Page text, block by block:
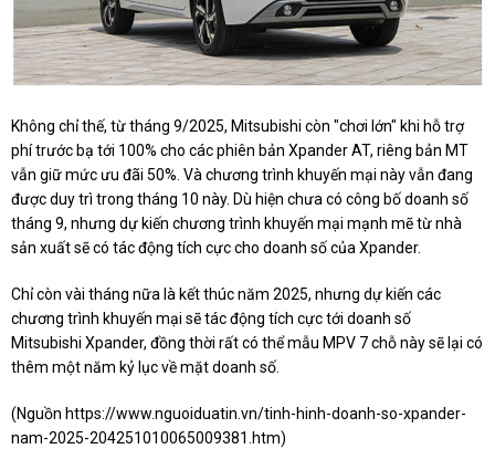
Không chỉ thế, từ tháng 9/2025, Mitsubishi còn "chơi lớn" khi hỗ trợ
phí trước bạ tới 100% cho các phiên bản Xpander AT, riêng bản MT
vẫn giữ mức ưu đãi 50%. Và chương trình khuyến mại này vẫn đang
được duy trì trong tháng 10 này. Dù hiện chưa có công bố doanh số
tháng 9, nhưng dự kiến chương trình khuyến mại mạnh mẽ từ nhà
sản xuất sẽ có tác động tích cực cho doanh số của Xpander.
Chỉ còn vài tháng nữa là kết thúc năm 2025, nhưng dự kiến các
chương trình khuyến mại sẽ tác động tích cực tới doanh số
Mitsubishi Xpander, đồng thời rất có thể mẫu MPV 7 chỗ này sẽ lại có
thêm một năm kỷ lục về mặt doanh số.
(Nguồn https://www.nguoiduatin.vn/tinh-hinh-doanh-so-xpander-
nam-2025-204251010065009381.htm)